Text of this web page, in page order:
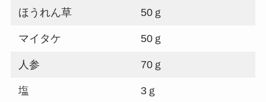
ほうれん草 50ｇ
マイタケ 50ｇ
人参 70ｇ
塩 3ｇ